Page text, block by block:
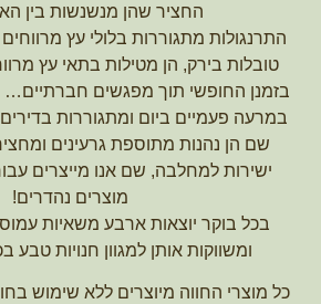
החציר שהן מנשנשות בין
התרנגולות מתגוררות בלולי עץ
טובלות בירק, הן מטילות בתאי עץ
בזמנן החופשי תוך מפגשים חברתיים…
במרעה פעמיים ביום ומתגוררות בדירים
שם הן נהנות מתוספת גרעינים
ישירות למחלבה, שם אנו מייצרים
מוצרים נהדרים!
בכל בוקר יוצאות ארבע משאיות
ומשווקות אותן למגוון חנויות טבע
כל מוצרי החווה מיוצרים ללא שימוש